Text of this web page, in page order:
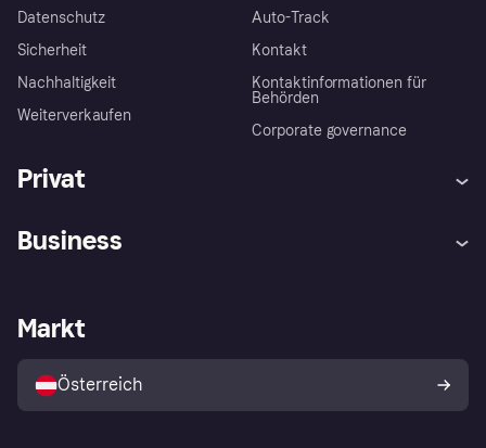
Datenschutz
Sicherheit
Nachhaltigkeit
Weiterverkaufen
Auto-Track
Kontakt
Kontaktinformationen für
Behörden
Corporate governance
Privat
Shops entdecken
Business
Händlerportal
Markt
Österreich